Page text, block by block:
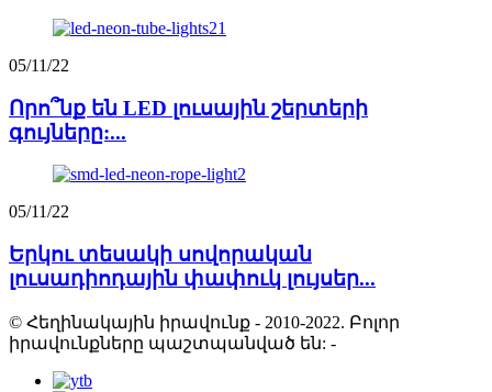
05/11/22
Որո՞նք են LED լուսային շերտերի
գույները:...
05/11/22
Երկու տեսակի սովորական
լուսադիոդային փափուկ լույսեր...
© Հեղինակային իրավունք - 2010-2022. Բոլոր
իրավունքները պաշտպանված են: -